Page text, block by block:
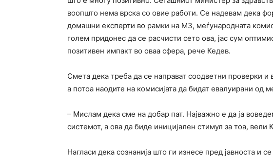
воопшто нема врска со овие работи. Се надевам дека
домашни експерти во рамки на МЗ, меѓународната
голем придонес да се расчисти сето ова, јас сум
позитивен импакт во оваа сфера, рече Кедев.
Смета дека треба да се направат соодветни проверки и
а потоа наодите на комисијата да бидат евалуирани од
– Мислам дека сме на добар пат. Најважно е да ја
системот, а ова да биде иницијален стимул за тоа, вели
Нагласи дека сознанија што ги изнесе пред јавноста и